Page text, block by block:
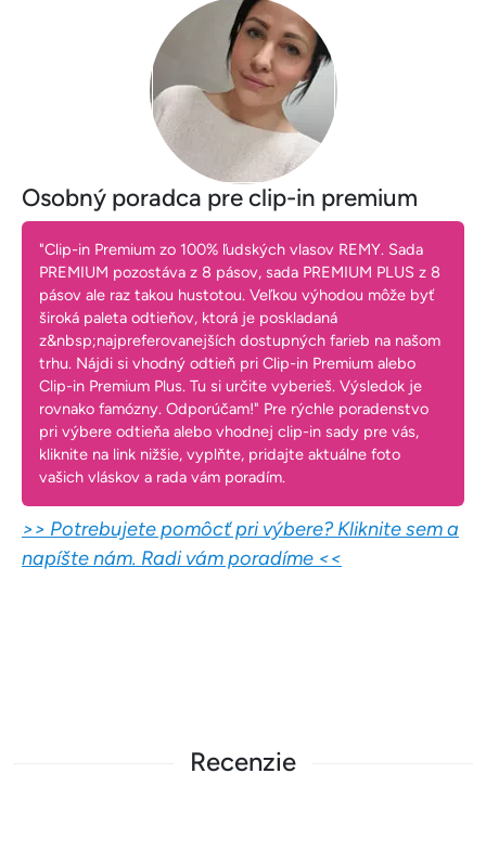
Osobný poradca pre clip-in premium
"Clip-in Premium zo 100% ľudských vlasov REMY. Sada
PREMIUM pozostáva z 8 pásov, sada PREMIUM PLUS z 8
pásov ale raz takou hustotou. Veľkou výhodou môže byť
široká paleta odtieňov, ktorá je poskladaná
z&nbsp;najpreferovanejších dostupných farieb na našom
trhu. Nájdi si vhodný odtieň pri Clip-in Premium alebo
Clip-in Premium Plus. Tu si určite vyberieš. Výsledok je
rovnako famózny. Odporúčam!" Pre rýchle poradenstvo
pri výbere odtieňa alebo vhodnej clip-in sady pre vás,
kliknite na link nižšie, vyplňte, pridajte aktuálne foto
vašich vláskov a rada vám poradím.
>> Potrebujete pomôcť pri výbere? Kliknite sem a
napíšte nám. Radi vám poradíme <<
Recenzie